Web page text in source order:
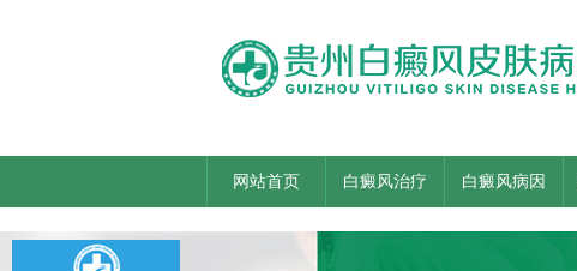
网站首页 白癜风治疗 白癜风病因